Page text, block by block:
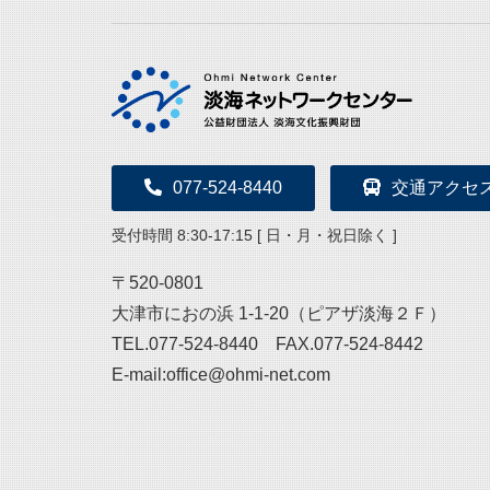
077-524-8440 交通アクセ
受付時間 8:30-17:15 [ 日・月・祝日除く ]
〒520-0801
大津市におの浜 1-1-20（ピアザ淡海２Ｆ）
TEL.077-524-8440 FAX.077-524-8442
E-mail:office@ohmi-net.com